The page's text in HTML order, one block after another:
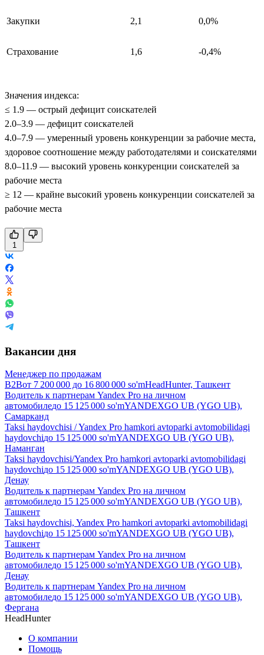
Закупки 2,1 0,0%
Страхование 1,6 -0,4%
Значения индекса:
≤ 1.9 — острый дефицит соискателей
2.0–3.9 — дефицит соискателей
4.0–7.9 — умеренный уровень конкуренции за рабочие места,
здоровое соотношение между работодателями и соискателями
8.0–11.9 — высокий уровень конкуренции соискателей за
рабочие места
≥ 12 — крайне высокий уровень конкуренции соискателей за
рабочие места
1
Вакансии дня
Менеджер по продажам
B2Bот 7 200 000 до 16 800 000 so'mHeadHunter, Ташкент
Водитель к партнерам Yandex Pro на личном
автомобиледо 15 125 000 so'mYANDEXGO UB (YGO UB),
Самарканд
Taksi haydovchisi / Yandex Pro hamkori avtoparki avtomobilidagi
haydovchiдо 15 125 000 so'mYANDEXGO UB (YGO UB),
Наманган
Taksi haydovchisi/Yandex Pro hamkori avtoparki avtomobilidagi
haydovchiдо 15 125 000 so'mYANDEXGO UB (YGO UB),
Денау
Водитель к партнерам Yandex Pro на личном
автомобиледо 15 125 000 so'mYANDEXGO UB (YGO UB),
Ташкент
Taksi haydovchisi, Yandex Pro hamkori avtoparki avtomobilidagi
haydovchiдо 15 125 000 so'mYANDEXGO UB (YGO UB),
Ташкент
Водитель к партнерам Yandex Pro на личном
автомобиледо 15 125 000 so'mYANDEXGO UB (YGO UB),
Денау
Водитель к партнерам Yandex Pro на личном
автомобиледо 15 125 000 so'mYANDEXGO UB (YGO UB),
Фергана
HeadHunter
О компании
Помощь